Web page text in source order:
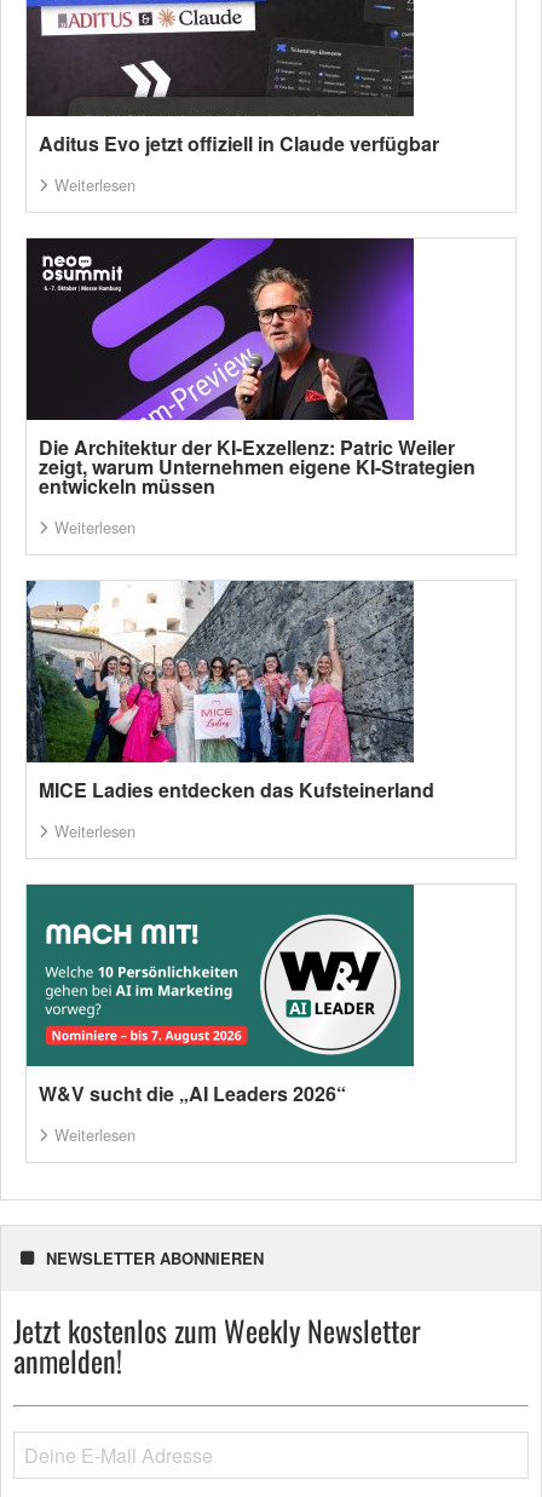
Aditus Evo jetzt offiziell in Claude verfügbar
Weiterlesen
Die Architektur der KI-Exzellenz: Patric Weiler
zeigt, warum Unternehmen eigene KI-Strategien
entwickeln müssen
Weiterlesen
MICE Ladies entdecken das Kufsteinerland
Weiterlesen
W&V sucht die „AI Leaders 2026“
Weiterlesen
NEWSLETTER ABONNIEREN
Jetzt kostenlos zum Weekly Newsletter
anmelden!